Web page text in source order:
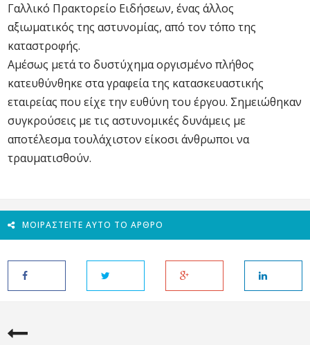
Γαλλικό Πρακτορείο Ειδήσεων, ένας άλλος
αξιωματικός της αστυνομίας, από τον τόπο της
καταστροφής.
Αμέσως μετά το δυστύχημα οργισμένο πλήθος
κατευθύνθηκε στα γραφεία της κατασκευαστικής
εταιρείας που είχε την ευθύνη του έργου. Σημειώθηκαν
συγκρούσεις με τις αστυνομικές δυνάμεις με
αποτέλεσμα τουλάχιστον είκοσι άνθρωποι να
τραυματισθούν.
ΜΟΙΡΑΣΤΕΊΤΕ ΑΥΤΌ ΤΟ ΆΡΘΡΟ